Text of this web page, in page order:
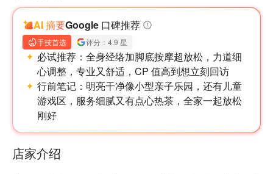
AI 摘要Google 口碑推荐
手技首选 评分：4.9 星
必试推荐： 全身经络加脚底按摩超放松，力道细
心调整，专业又舒适，CP 值高到想立刻回访
行前笔记： 明亮干净像小型亲子乐园，还有儿童
游戏区，服务细腻又有点心热茶，全家一起放松
刚好
店家介绍